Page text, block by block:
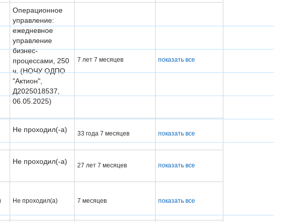
Операционное
управление:
ежедневное
управление
бизнес-
процессами, 250
ч. (НОЧУ ОДПО
"Актион",
Д2025018537,
06.05.2025)
7 лет 7 месяцев показать все
Не проходил(-а) 33 года 7 месяцев показать все
Не проходил(-а) 27 лет 7 месяцев показать все
Не проходил(а) 7 месяцев показать все